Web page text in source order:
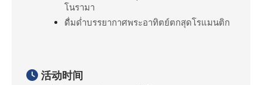
โนรามา
ดื่มด่ำบรรยากาศพระอาทิตย์ตกสุดโรแมนติก
活动时间